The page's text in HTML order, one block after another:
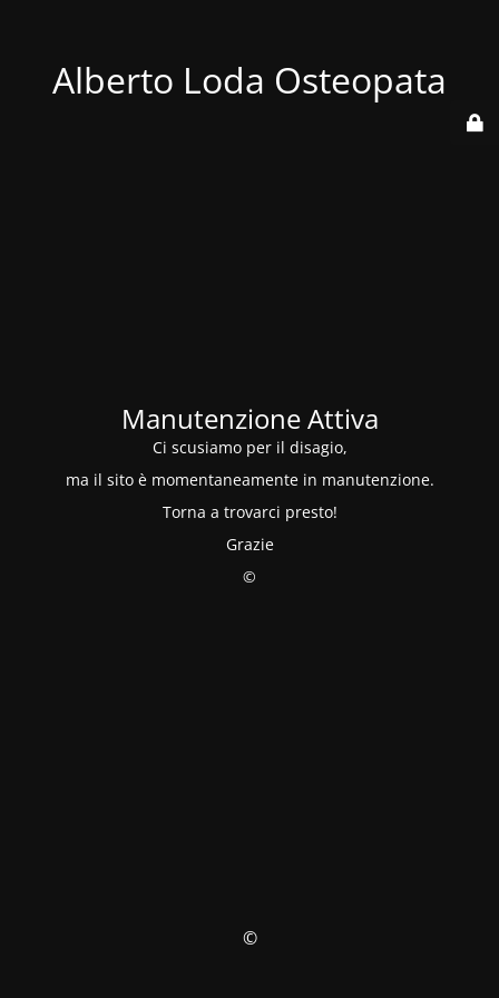
Alberto Loda Osteopata
Manutenzione Attiva
Ci scusiamo per il disagio,
ma il sito è momentaneamente in manutenzione.
Torna a trovarci presto!
Grazie
©
©